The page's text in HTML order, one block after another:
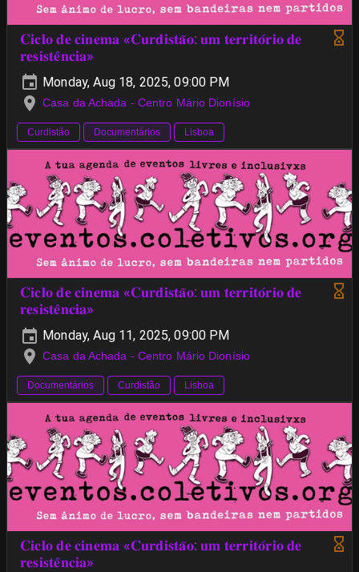
𝐂𝐢𝐜𝐥𝐨 𝐝𝐞 𝐜𝐢𝐧𝐞𝐦𝐚 «𝐂𝐮𝐫𝐝𝐢𝐬𝐭𝐚̃𝐨: 𝐮𝐦 𝐭𝐞𝐫𝐫𝐢𝐭𝐨́𝐫𝐢𝐨 𝐝𝐞
𝐫𝐞𝐬𝐢𝐬𝐭𝐞̂𝐧𝐜𝐢𝐚»
Monday, Aug 18, 2025, 09:00 PM
Casa da Achada - Centro Mário Dionísio
Curdistão Documentários Lisboa
𝐂𝐢𝐜𝐥𝐨 𝐝𝐞 𝐜𝐢𝐧𝐞𝐦𝐚 «𝐂𝐮𝐫𝐝𝐢𝐬𝐭𝐚̃𝐨: 𝐮𝐦 𝐭𝐞𝐫𝐫𝐢𝐭𝐨́𝐫𝐢𝐨 𝐝𝐞
𝐫𝐞𝐬𝐢𝐬𝐭𝐞̂𝐧𝐜𝐢𝐚»
Monday, Aug 11, 2025, 09:00 PM
Casa da Achada - Centro Mário Dionísio
Documentários Curdistão Lisboa
𝐂𝐢𝐜𝐥𝐨 𝐝𝐞 𝐜𝐢𝐧𝐞𝐦𝐚 «𝐂𝐮𝐫𝐝𝐢𝐬𝐭𝐚̃𝐨: 𝐮𝐦 𝐭𝐞𝐫𝐫𝐢𝐭𝐨́𝐫𝐢𝐨 𝐝𝐞
𝐫𝐞𝐬𝐢𝐬𝐭𝐞̂𝐧𝐜𝐢𝐚»